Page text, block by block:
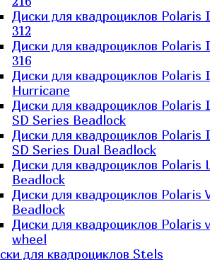
Диски для квадроциклов Polaris
312
Диски для квадроциклов Polaris
316
Диски для квадроциклов Polaris
Hurricane
Диски для квадроциклов Polaris
SD Series Beadlock
Диски для квадроциклов Polaris
SD Series Dual Beadlock
Диски для квадроциклов Polaris
Beadlock
Диски для квадроциклов Polaris
Beadlock
Диски для квадроциклов Polaris
wheel
для квадроциклов Stels